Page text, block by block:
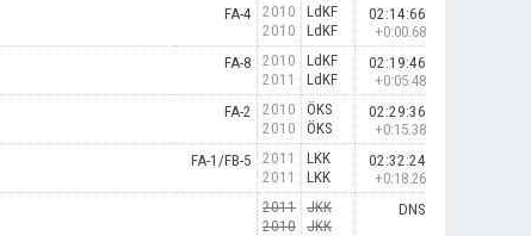
FA-4
2010
2010
LdKF
LdKF
02:14:66
+0:00.68
FA-8
2010
2011
LdKF
LdKF
02:19:46
+0:05.48
FA-2
2010
2010
ÖKS
ÖKS
02:29:36
+0:15.38
FA-1/FB-5
2011
2011
LKK
LKK
02:32:24
+0:18.26
2011
2010
JKK
JKK
DNS